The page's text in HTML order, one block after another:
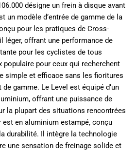
désigne un frein à disque avant
un modèle d’entrée de gamme de la
pour les pratiques de Cross-
léger, offrant une performance de
pour les cyclistes de tous
populaire pour ceux qui recherchent
simple et efficace sans les fioritures
gamme. Le Level est équipé d’un
offrant une puissance de
la plupart des situations rencontrées
est en aluminium estampé, conçu
durabilité. Il intègre la technologie
une sensation de freinage solide et